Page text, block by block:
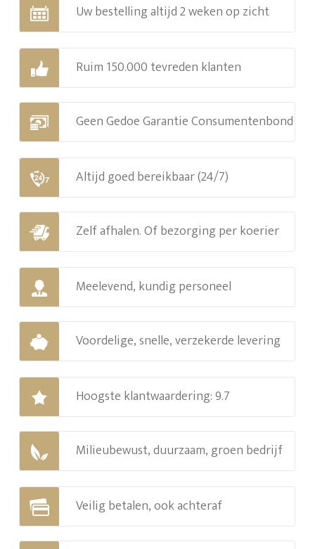
Uw bestelling altijd 2 weken op zicht
Ruim 150.000 tevreden klanten
Geen Gedoe Garantie Consumentenbond
Altijd goed bereikbaar (24/7)
Zelf afhalen. Of bezorging per koerier
Meelevend, kundig personeel
Voordelige, snelle, verzekerde levering
Hoogste klantwaardering: 9.7
Milieubewust, duurzaam, groen bedrijf
Veilig betalen, ook achteraf